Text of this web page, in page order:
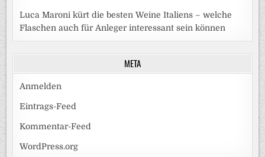
Luca Maroni kürt die besten Weine Italiens – welche
Flaschen auch für Anleger interessant sein können
META
Anmelden
Eintrags-Feed
Kommentar-Feed
WordPress.org